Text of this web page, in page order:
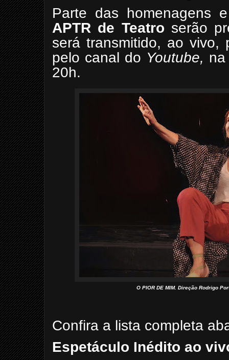
Parte das homenagens
APTR de Teatro serão
será transmitido, ao vivo,
pelo canal do Youtube,
20h.
O PIOR DE MIM. Direção Rodrigo
Confira a lista completa
Espetáculo Inédito ao